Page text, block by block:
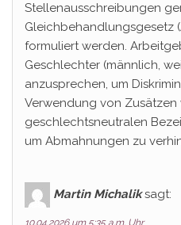
Stellenausschreibungen
Gleichbehandlungsgesetz
formuliert werden.
Geschlechter (männlich,
anzusprechen, um
Verwendung von
geschlechtsneutralen
um Abmahnungen zu
Martin Michalik sagt:
10.04.2026 um 5:35 a.m. Uhr